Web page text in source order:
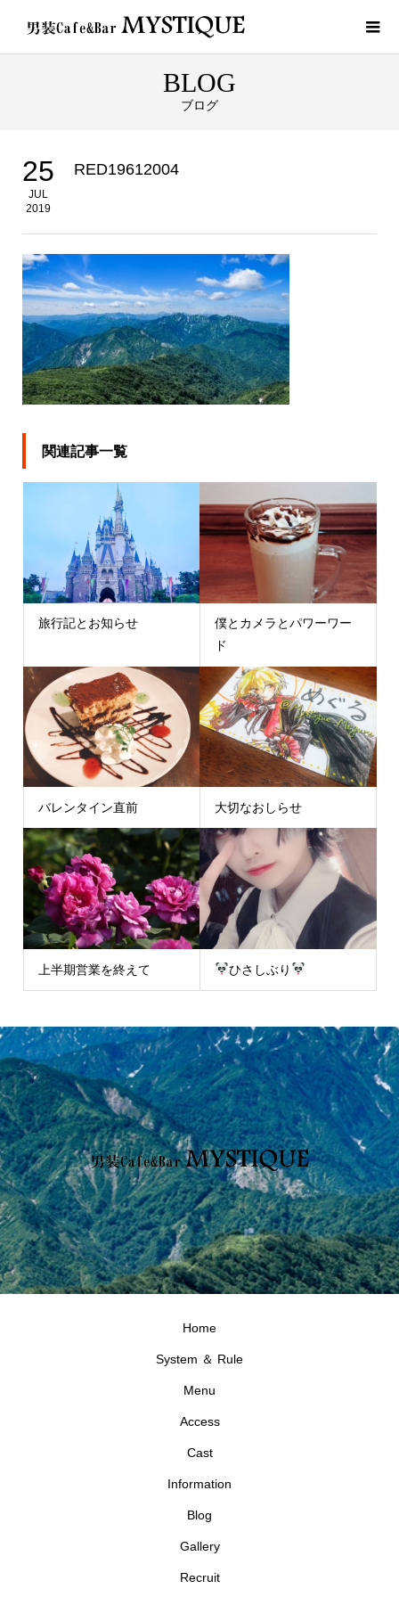
BLOG
ブログ
25
JUL
2019
RED19612004
関連記事一覧
旅行記とお知らせ
僕とカメラとパワーワー
ド
バレンタイン直前 大切なおしらせ
上半期営業を終えて ひさしぶり
Home
System ＆ Rule
Menu
Access
Cast
Information
Blog
Gallery
Recruit